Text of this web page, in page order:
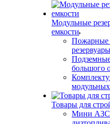
Модульные
емкости
Пожарные
большого
модульных
Товары для
Мини АЗС